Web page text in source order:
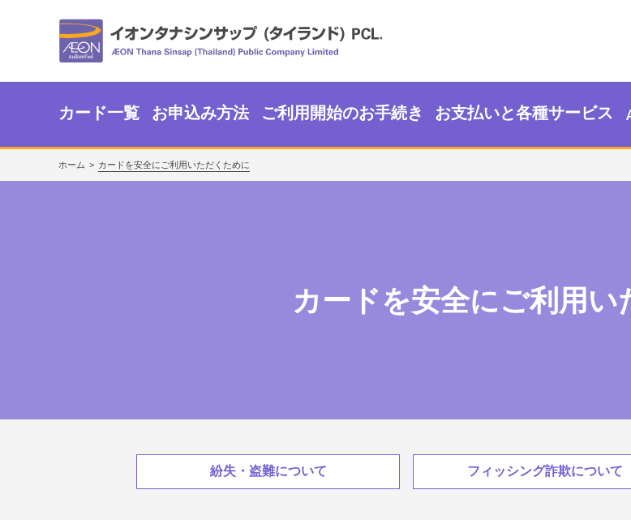
カード一覧 お申込み方法 ご利用開始のお手続き お支払いと各種サービス
ホーム カードを安全にご利用いただくために
カードを安全にご利用い
紛失・盗難について フィッシング詐欺について